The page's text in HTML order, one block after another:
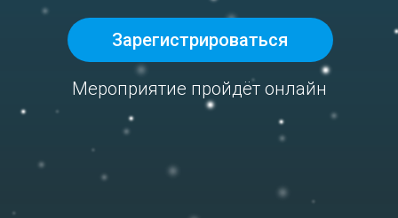
Мероприятие пройдёт онлайн
Зарегистрироваться